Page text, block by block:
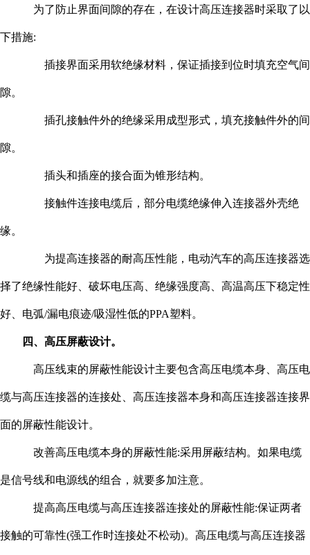
为了防止界面间隙的存在，在设计高压连接器时采取了以
下措施:
插接界面采用软绝缘材料，保证插接到位时填充空气间
隙。
插孔接触件外的绝缘采用成型形式，填充接触件外的间
隙。
插头和插座的接合面为锥形结构。
接触件连接电缆后，部分电缆绝缘伸入连接器外壳绝
缘。
为提高连接器的耐高压性能，电动汽车的高压连接器选
择了绝缘性能好、破坏电压高、绝缘强度高、高温高压下稳定性
好、电弧/漏电痕迹/吸湿性低的PPA塑料。
四、高压屏蔽设计。
高压线束的屏蔽性能设计主要包含高压电缆本身、高压电
缆与高压连接器的连接处、高压连接器本身和高压连接器连接界
面的屏蔽性能设计。
改善高压电缆本身的屏蔽性能:采用屏蔽结构。如果电缆
是信号线和电源线的组合，就要多加注意。
提高高压电缆与高压连接器连接处的屏蔽性能:保证两者
接触的可靠性(强工作时连接处不松动)。高压电缆与高压连接器